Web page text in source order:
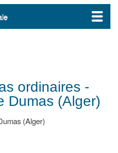
ordinaires -
Dumas (Alger)
(Alger)